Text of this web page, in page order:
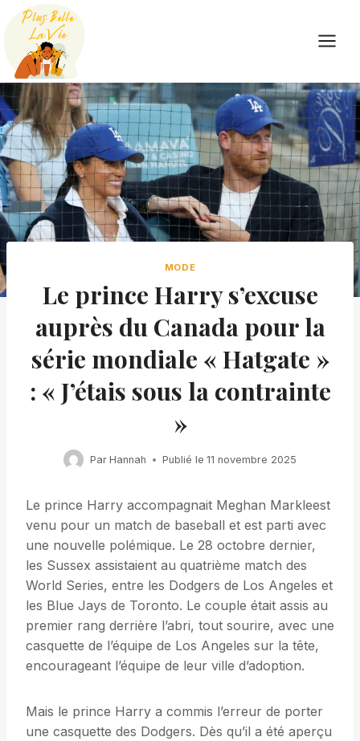
Skip
content
MODE
Le prince Harry s’excuse
auprès du Canada pour la
série mondiale « Hatgate »
: « J’étais sous la contrainte
»
Par Hannah Publié le 11 novembre 2025
Le prince Harry accompagnait Meghan Markleest
venu pour un match de baseball et est parti avec
une nouvelle polémique. Le 28 octobre dernier,
les Sussex assistaient au quatrième match des
World Series, entre les Dodgers de Los Angeles et
les Blue Jays de Toronto. Le couple était assis au
premier rang derrière l’abri, tout sourire, avec une
casquette de l’équipe de Los Angeles sur la tête,
encourageant l’équipe de leur ville d’adoption.
Mais le prince Harry a commis l’erreur de porter
une casquette des Dodgers. Dès qu’il a été aperçu